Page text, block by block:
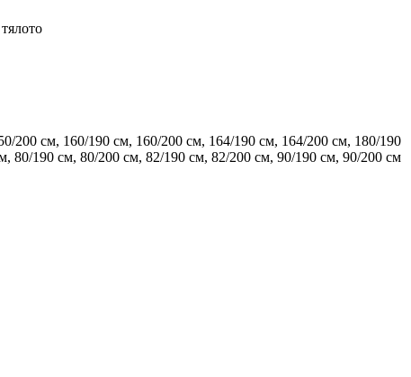
200 см, 160/190 см, 160/200 см, 164/190 см, 164/200 см, 180/190
, 80/190 см, 80/200 см, 82/190 см, 82/200 см, 90/190 см, 90/200 см